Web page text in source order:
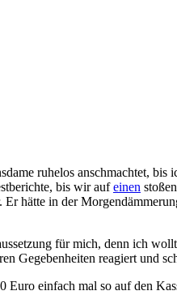
ruhelos anschmachtet, bis
bis wir aufeinen
hätte in der
für mich, denn ich
Gegebenheiten reagiert und
Euro einfach mal so auf den